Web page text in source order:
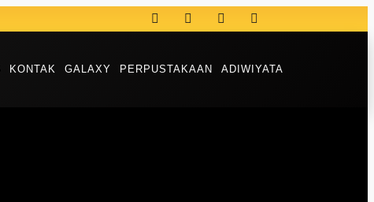
KONTAK GALAXY PERPUSTAKAAN ADIWIYATA